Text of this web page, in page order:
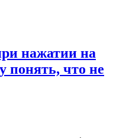
нажатии на
понять, что не